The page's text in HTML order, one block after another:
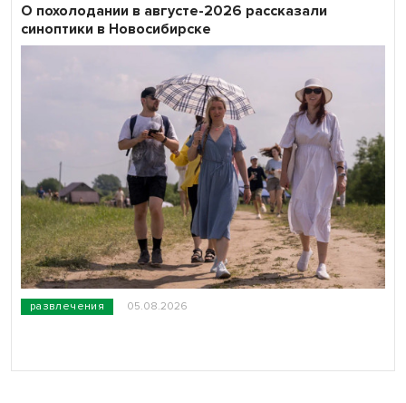
развлечения 05.08.2026
О похолодании в августе-2026 рассказали
синоптики в Новосибирске